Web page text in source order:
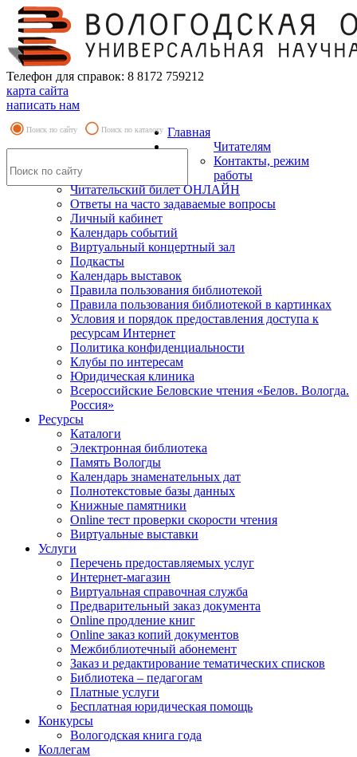
Телефон для справок: 8 8172 759212
карта сайта
написать нам
Поиск по сайту Поиск по каталогу Главная
Читателям
Контакты, режим
работы
Читательский билет ОНЛАЙН
Ответы на часто задаваемые вопросы
Личный кабинет
Календарь событий
Виртуальный концертный зал
Подкасты
Календарь выставок
Правила пользования библиотекой
Правила пользования библиотекой в картинках
Условия и порядок предоставления доступа к
ресурсам Интернет
Политика конфиденциальности
Клубы по интересам
Юридическая клиника
Всероссийские Беловские чтения «Белов. Вологда.
Россия»
Ресурсы
Каталоги
Электронная библиотека
Память Вологды
Календарь знаменательных дат
Полнотекстовые базы данных
Книжные памятники
Online тест проверки скорости чтения
Виртуальные выставки
Услуги
Перечень предоставляемых услуг
Интернет-магазин
Виртуальная справочная служба
Предварительный заказ документа
Online продление книг
Online заказ копий документов
Межбиблиотечный абонемент
Заказ и редактирование тематических списков
Библиотека – педагогам
Платные услуги
Бесплатная юридическая помощь
Конкурсы
Вологодская книга года
Коллегам